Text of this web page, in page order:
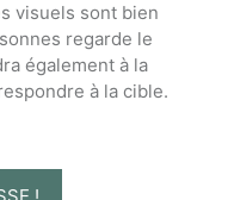
visuels sont bien
regarde le
également à la
à la cible.
!